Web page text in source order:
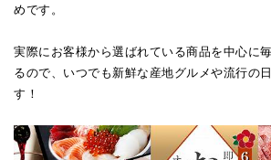
めです。
実際にお客様から選ばれている商品を中心に
るので、いつでも新鮮な産地グルメや流行の
す！